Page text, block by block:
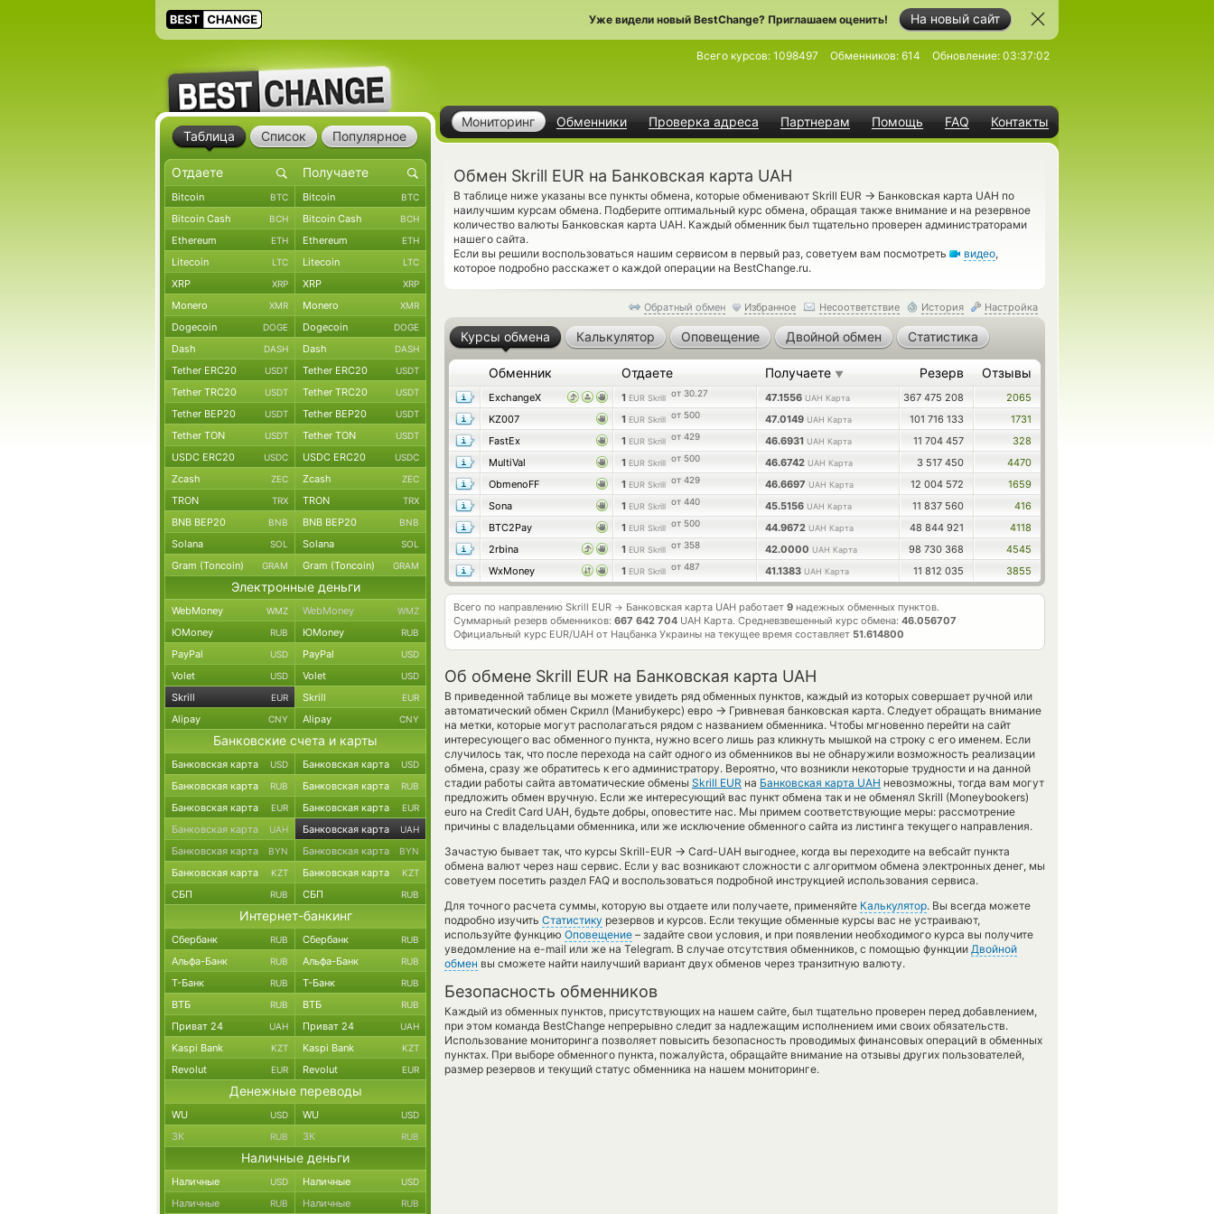
На новый сайт
Уже видели новый BestChange? Приглашаем оценить!
Мониторинг Обменники Проверка адреса Партнерам Помощь FAQ Контакты
Всего курсов: 1098497 Обменников: 614 Обновление: 03:37:02
Обмен Skrill EUR на Банковская карта UAH
В таблице ниже указаны все пункты обмена, которые обменивают Skrill EUR → Банковская карта UAH по
наилучшим курсам обмена. Подберите оптимальный курс обмена, обращая также внимание и на резервное
количество валюты Банковская карта UAH. Каждый обменник был тщательно проверен администраторами
нашего сайта.
Если вы решили воспользоваться нашим сервисом в первый раз, советуем вам посмотреть
видео,
которое подробно расскажет о каждой операции на BestChange.ru.
Обратный обмен Избранное Несоответствие История Настройка
Курсы обмена Калькулятор Оповещение Двойной обмен Статистика
Обменник Отдаете Получаете ▼ Резерв Отзывы
ExchangeX 1 EUR Skrill от 30.27 47.1556 UAH Карта 367 475 208
2065
KZ007
1 EUR Skrill от 500 47.0149 UAH Карта 101 716 133
1731
FastEx
1 EUR Skrill от 429 46.6931 UAH Карта 11 704 457
328
MultiVal
1 EUR Skrill от 500 46.6742 UAH Карта 3 517 450
4470
ObmenoFF
1 EUR Skrill от 429 46.6697 UAH Карта 12 004 572
1659
Sona
1 EUR Skrill от 440 45.5156 UAH Карта 11 837 560
416
BTC2Pay
1 EUR Skrill от 500 44.9672 UAH Карта 48 844 921
4118
2rbina
1 EUR Skrill от 358 42.0000 UAH Карта 98 730 368
4545
WxMoney
1 EUR Skrill от 487 41.1383 UAH Карта 11 812 035 3855
Всего по направлению Skrill EUR → Банковская карта UAH работает 9 надежных обменных пунктов.
Суммарный резерв обменников: 667 642 704 UAH Карта. Средневзвешенный курс обмена: 46.056707
Официальный курс EUR/UAH от Нацбанка Украины на текущее время составляет 51.614800
Об обмене Skrill EUR на Банковская карта UAH
В приведенной таблице вы можете увидеть ряд обменных пунктов, каждый из которых совершает ручной или
автоматический обмен Скрилл (Манибукерс) евро → Гривневая банковская карта. Следует обращать внимание
на метки, которые могут располагаться рядом с названием обменника. Чтобы мгновенно перейти на сайт
интересующего вас обменного пункта, нужно всего лишь раз кликнуть мышкой на строку с его именем. Если
случилось так, что после перехода на сайт одного из обменников вы не обнаружили возможность реализации
обмена, сразу же обратитесь к его администратору. Вероятно, что возникли некоторые трудности и на данной
стадии работы сайта автоматические обмены Skrill EUR на Банковская карта UAH невозможны, тогда вам могут
предложить обмен вручную. Если же интересующий вас пункт обмена так и не обменял Skrill (Moneybookers)
euro на Credit Card UAH, будьте добры, оповестите нас. Мы примем соответствующие меры: рассмотрение
причины с владельцами обменника, или же исключение обменного сайта из листинга текущего направления.
Зачастую бывает так, что курсы Skrill-EUR → Card-UAH выгоднее, когда вы переходите на вебсайт пункта
обмена валют через наш сервис. Если у вас возникают сложности с алгоритмом обмена электронных денег, мы
советуем посетить раздел FAQ и воспользоваться подробной инструкцией использования сервиса.
Для точного расчета суммы, которую вы отдаете или получаете, применяйте Калькулятор. Вы всегда можете
подробно изучить Статистику резервов и курсов. Если текущие обменные курсы вас не устраивают,
используйте функцию Оповещение – задайте свои условия, и при появлении необходимого курса вы получите
уведомление на e-mail или же на Telegram. В случае отсутствия обменников, с помощью функции Двойной
обмен вы сможете найти наилучший вариант двух обменов через транзитную валюту.
Безопасность обменников
Каждый из обменных пунктов, присутствующих на нашем сайте, был тщательно проверен перед добавлением,
при этом команда BestChange непрерывно следит за надлежащим исполнением ими своих обязательств.
Использование мониторинга позволяет повысить безопасность проводимых финансовых операций в обменных
пунктах. При выборе обменного пункта, пожалуйста, обращайте внимание на отзывы других пользователей,
размер резервов и текущий статус обменника на нашем мониторинге.
Таблица Список Популярное
Bitcoin BTC Bitcoin BTC
Bitcoin Cash BCH Bitcoin Cash BCH
Ethereum ETH Ethereum ETH
Litecoin LTC Litecoin LTC
XRP XRP XRP XRP
Monero XMR Monero XMR
Dogecoin DOGE Dogecoin DOGE
Dash DASH Dash DASH
Tether ERC20 USDT Tether ERC20 USDT
Tether TRC20 USDT Tether TRC20 USDT
Tether BEP20 USDT Tether BEP20 USDT
Tether TON USDT Tether TON USDT
USDC ERC20 USDC USDC ERC20 USDC
Zcash ZEC Zcash ZEC
TRON TRX TRON TRX
BNB BEP20 BNB BNB BEP20 BNB
Solana SOL Solana SOL
Gram (Toncoin) GRAM Gram (Toncoin) GRAM
Электронные деньги
WebMoney WMZ WebMoney WMZ
ЮMoney RUB ЮMoney RUB
PayPal USD PayPal USD
Volet USD Volet USD
Skrill EUR Skrill EUR
Alipay CNY Alipay CNY
Банковские счета и карты
Банковская карта USD Банковская карта USD
Банковская карта RUB Банковская карта RUB
Банковская карта EUR Банковская карта EUR
Банковская карта UAH Банковская карта UAH
Банковская карта BYN Банковская карта BYN
Банковская карта KZT Банковская карта KZT
СБП RUB СБП RUB
Интернет-банкинг
Сбербанк RUB Сбербанк RUB
Альфа-Банк RUB Альфа-Банк RUB
Т-Банк RUB Т-Банк RUB
ВТБ RUB ВТБ RUB
Приват 24 UAH Приват 24 UAH
Kaspi Bank KZT Kaspi Bank KZT
Revolut EUR Revolut EUR
Денежные переводы
WU USD WU USD
ЗК RUB ЗК RUB
Наличные деньги
Наличные USD Наличные USD
Наличные RUB Наличные RUB